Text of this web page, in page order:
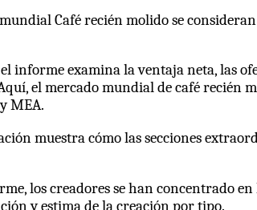
Café recién molido se
el informe examina la ventaja neta, las
el mercado mundial de café recién
MEA.
muestra cómo las secciones
los creadores se han concentrado
y estima de la creación por tipo.